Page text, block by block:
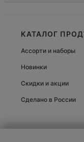
КАТАЛОГ
Ассорти и наборы
Новинки
Скидки и акции
Сделано в России
© 2000-2026,